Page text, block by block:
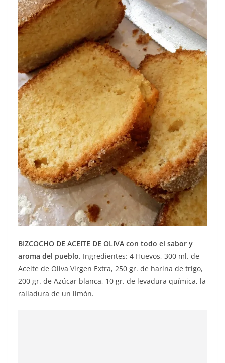
BIZCOCHO DE ACEITE DE OLIVA con todo el sabor y
aroma del pueblo. Ingredientes: 4 Huevos, 300 ml. de
Aceite de Oliva Virgen Extra, 250 gr. de harina de trigo,
200 gr. de Azúcar blanca, 10 gr. de levadura química, la
ralladura de un limón.